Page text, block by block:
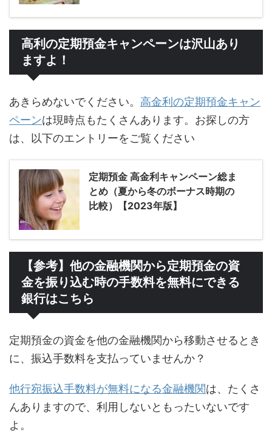
高利の定期預金キャンペーンは沢山あり
ますよ！
あきらめないでください。 高金利の定期預金キャン
ペーンは現時点もたくさんあります。お探しの方
は、以下のエントリーをご覧ください
定期預金 高金利キャンペーン総ま
とめ（夏から冬のボーナス時期の
比較）【2023年版】
【参考】他の金融機関から定期預金の資
金を振り込む時の手数料を無料にできる
銀行はこちら
定期預金の資金を他の金融機関から移動させるとき
に、振込手数料を支払っていませんか？
他行宛振込手数料が無料になる金融機関は、たくさ
んありますので、利用しないともったいないです
よ。